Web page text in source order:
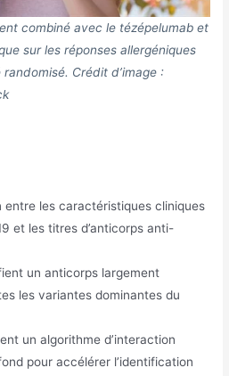
combiné avec le tézépelumab et
sur les réponses allergéniques
Crédit d’image :
entre les caractéristiques cliniques
et les titres d’anticorps anti-
un anticorps largement
les variantes dominantes du
un algorithme d’interaction
pour accélérer l’identification